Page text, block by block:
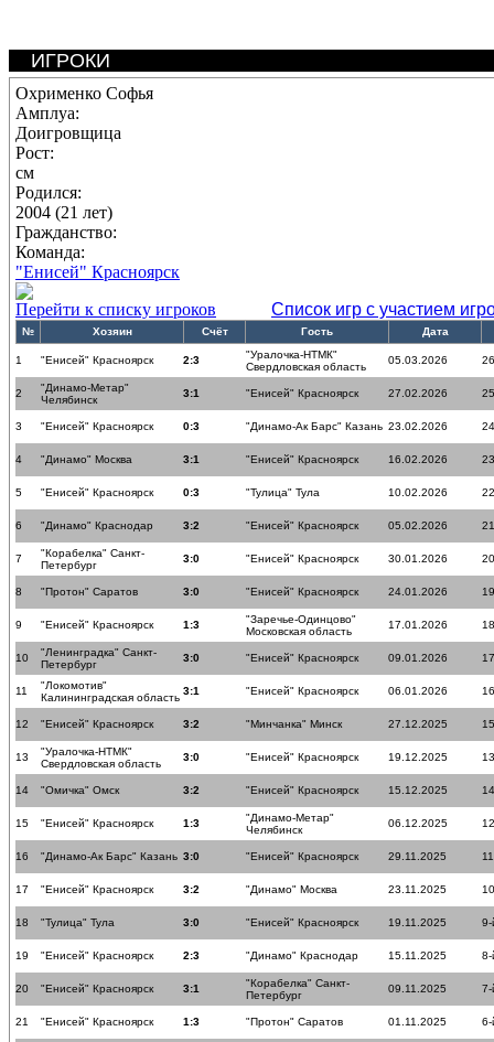
ИГРОКИ
Охрименко Софья
Амплуа:
Доигровщица
Рост:
см
Родился:
2004 (21 лет)
Гражданство:
Команда:
"Енисей" Красноярск
Перейти к списку игроков
Список игр с участием
№ Хозяин Счёт Гость Дата
1 "Енисей" Красноярск 2:3
"Уралочка-НТМК"
Свердловская область
05.03.2026
2
"Динамо-Метар"
Челябинск
3:1 "Енисей" Красноярск 27.02.2026
3 "Енисей" Красноярск 0:3 "Динамо-Ак Барс" Казань 23.02.2026
4 "Динамо" Москва 3:1 "Енисей" Красноярск 16.02.2026
5 "Енисей" Красноярск 0:3 "Тулица" Тула 10.02.2026
6 "Динамо" Краснодар 3:2 "Енисей" Красноярск 05.02.2026
7
"Корабелка" Санкт-
Петербург
3:0 "Енисей" Красноярск 30.01.2026
8 "Протон" Саратов 3:0 "Енисей" Красноярск 24.01.2026
9 "Енисей" Красноярск 1:3
"Заречье-Одинцово"
Московская область
17.01.2026
10
"Ленинградка" Санкт-
Петербург
3:0 "Енисей" Красноярск 09.01.2026
11
"Локомотив"
Калининградская область
3:1 "Енисей" Красноярск 06.01.2026
12 "Енисей" Красноярск 3:2 "Минчанка" Минск 27.12.2025
13
"Уралочка-НТМК"
Свердловская область
3:0 "Енисей" Красноярск 19.12.2025
14 "Омичка" Омск 3:2 "Енисей" Красноярск 15.12.2025
15 "Енисей" Красноярск 1:3
"Динамо-Метар"
Челябинск
06.12.2025
16 "Динамо-Ак Барс" Казань 3:0 "Енисей" Красноярск 29.11.2025
17 "Енисей" Красноярск 3:2 "Динамо" Москва 23.11.2025
18 "Тулица" Тула 3:0 "Енисей" Красноярск 19.11.2025 9-
19 "Енисей" Красноярск 2:3 "Динамо" Краснодар 15.11.2025 8-
20 "Енисей" Красноярск 3:1
"Корабелка" Санкт-
Петербург
09.11.2025 7-
21 "Енисей" Красноярск 1:3 "Протон" Саратов 01.11.2025 6-